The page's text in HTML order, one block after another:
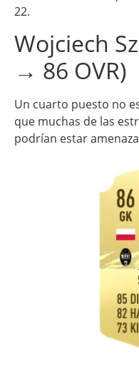
22.
Wojciech
→ 86 OVR)
Un cuarto puesto no
que muchas de las
podrían estar